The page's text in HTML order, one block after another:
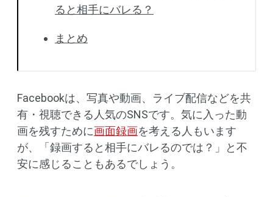
ると相手にバレる？
まとめ
Facebookは、写真や動画、ライブ配信などを共
有・視聴できる人気のSNSです。気に入った動
画を残すために画面録画を考える人もいます
が、「録画すると相手にバレるのでは？」と不
安に感じることもあるでしょう。